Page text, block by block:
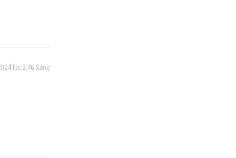
lúc 2:46 Sáng